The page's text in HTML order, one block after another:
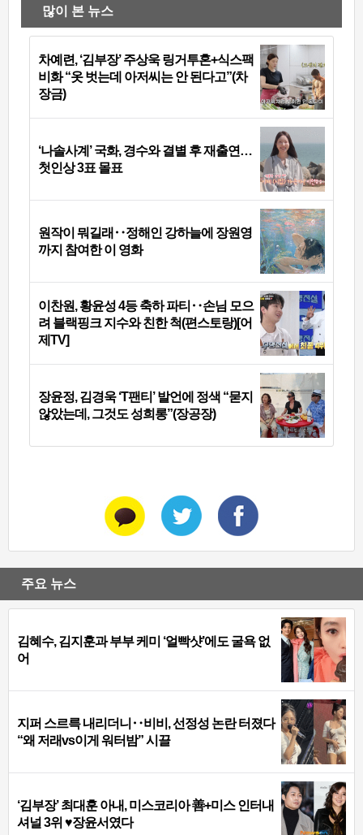
많이 본 뉴스
차예련, ‘김부장’ 주상욱 링거투혼+식스팩
비화 “옷 벗는데 아저씨는 안 된다고”(차
장금)
‘나솔사계’ 국화, 경수와 결별 후 재출연…
첫인상 3표 몰표
원작이 뭐길래‥정해인 강하늘에 장원영
까지 참여한 이 영화
이찬원, 황윤성 4등 축하 파티‥손님 모으
려 블랙핑크 지수와 친한 척(편스토랑)[어
제TV]
장윤정, 김경욱 ‘T팬티’ 발언에 정색 “묻지
않았는데, 그것도 성희롱”(장공장)
주요 뉴스
김혜수, 김지훈과 부부 케미 ‘얼빡샷’에도 굴욕 없
어
지퍼 스르륵 내리더니‥비비, 선정성 논란 터졌다
“왜 저래vs이게 워터밤” 시끌
‘김부장’ 최대훈 아내, 미스코리아 善+미스 인터내
셔널 3위 ♥장윤서였다